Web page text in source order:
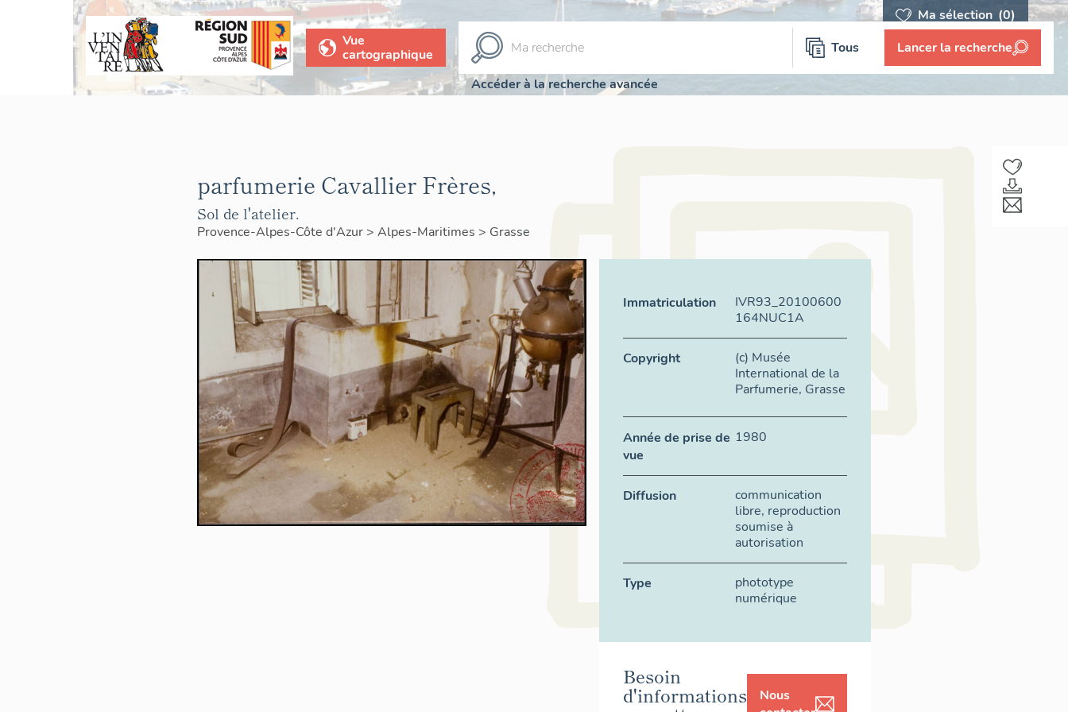
Ma sélection (0)
Vue
cartographique
Tous Lancer la recherche
Accéder à la recherche avancée
parfumerie Cavallier Frères,
Sol de l'atelier.
Provence-Alpes-Côte d'Azur> Alpes-Maritimes > Grasse
Immatriculation
IVR93_20100600
164NUC1A
Copyright
(c) Musée
International de la
Parfumerie, Grasse
Année de prise de
vue
1980
Diffusion
communication
libre, reproduction
soumise à
autorisation
Type
phototype
numérique
Besoin
d'informations
Nous